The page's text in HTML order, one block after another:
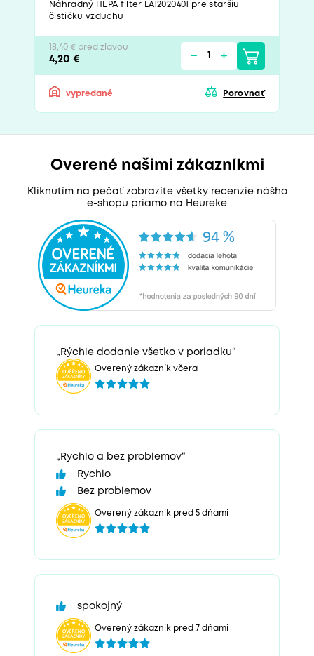
Náhradný HEPA filter LA12020401 pre staršiu
čističku vzduchu
18,40 € pred zľavou
4,20 €
vypredané Porovnať
Overené našimi zákazníkmi
Kliknutím na pečať zobrazíte všetky recenzie nášho
e-shopu priamo na Heureke
„Rýchle dodanie všetko v poriadku“
Overený zákazník včera
„Rychlo a bez problemov“
Rychlo
Bez problemov
Overený zákazník pred 5 dňami
spokojný
Overený zákazník pred 7 dňami